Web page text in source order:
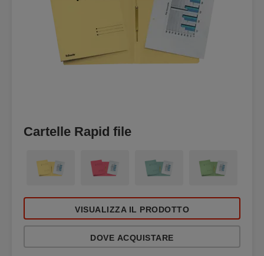
Cartelle Rapid file
VISUALIZZA IL PRODOTTO
DOVE ACQUISTARE